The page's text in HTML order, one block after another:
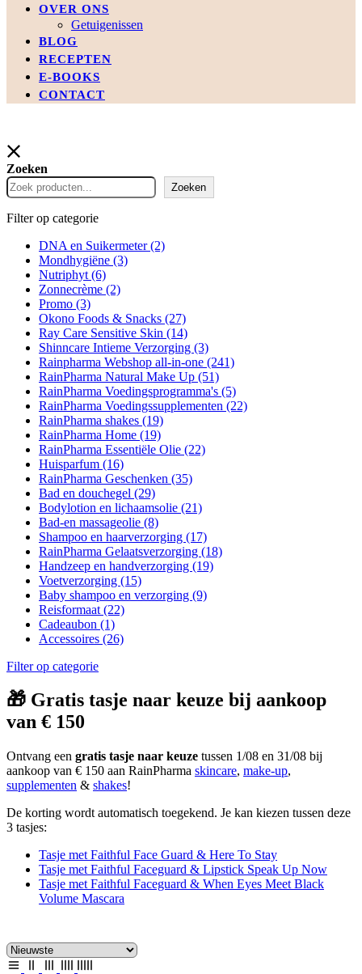
OVER ONS
Getuigenissen
BLOG
RECEPTEN
E-BOOKS
CONTACT
Zoeken
Zoeken
Filter op categorie
DNA en Suikermeter(2)
Mondhygiëne (3)
Nutriphyt (6)
Zonnecrème (2)
Promo (3)
Okono Foods & Snacks (27)
Ray Care Sensitive Skin (14)
Shinncare Intieme Verzorging (3)
Rainpharma Webshop all-in-one (241)
RainPharma Natural Make Up (51)
RainPharma Voedingsprogramma's (5)
RainPharma Voedingssupplementen (22)
RainPharma shakes (19)
RainPharma Home (19)
RainPharma Essentiële Olie (22)
Huisparfum (16)
RainPharma Geschenken (35)
Bad en douchegel (29)
Bodylotion en lichaamsolie (21)
Bad-en massageolie (8)
Shampoo en haarverzorging (17)
RainPharma Gelaatsverzorging (18)
Handzeep en handverzorging (19)
Voetverzorging (15)
Baby shampoo en verzorging (9)
Reisformaat (22)
Cadeaubon (1)
Accessoires (26)
Filter op categorie
🎁 Gratis tasje naar keuze bij aankoop
van € 150
Ontvang een gratis tasje naar keuze tussen 1/08 en 31/08 bij
aankoop van € 150 aan RainPharma skincare, make-up,
supplementen & shakes!
De korting wordt automatisch toegekend. Je kan kiezen tussen deze
3 tasjes:
Tasje met Faithful Face Guard & Here To Stay
Tasje met Faithful Faceguard & Lipstick Speak Up Now
Tasje met Faithful Faceguard & When Eyes Meet Black
Volume Mascara